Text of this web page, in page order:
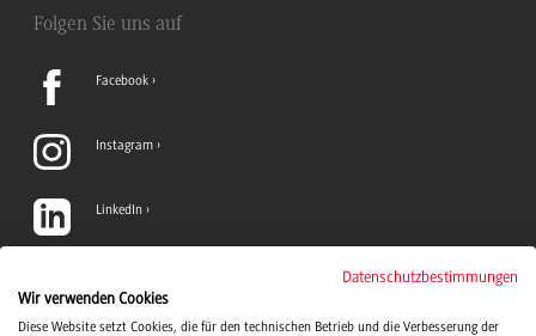
Folgen Sie uns auf
Facebook
Instagram
LinkedIn
Datenschutzbestimmungen
Wir verwenden Cookies
Diese Website setzt Cookies, die für den technischen Betrieb und die Verbesserung der